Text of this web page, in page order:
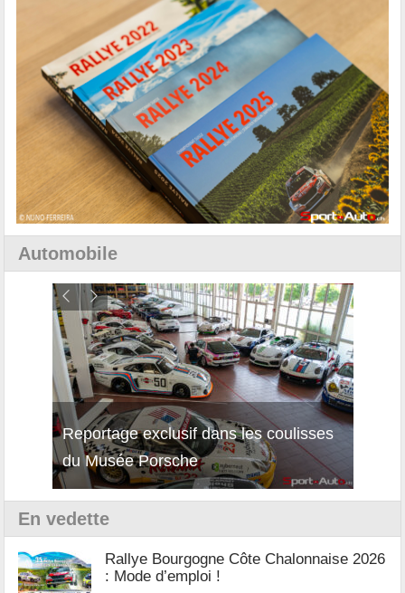
Automobile
Reportage exclusif dans les coulisses
du Musée Porsche
En vedette
Rallye Bourgogne Côte Chalonnaise 2026
: Mode d’emploi !